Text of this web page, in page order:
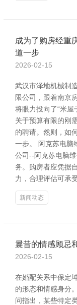
成为了购房经重
道一步
2026-02-15
武汉市泽地机械制
限公司，跟着南京
将眼力投向了“米
关于预算有限的刚
的聘请。然则，如
一步。 阿克苏电脑
公司--阿克苏电脑
务。购房者应凭据
力，合理评估可承
新闻动态
曩昔的情感顾忌
2026-02-15
在婚配关系中保定
的形态和情感身分
问指出，某些特定